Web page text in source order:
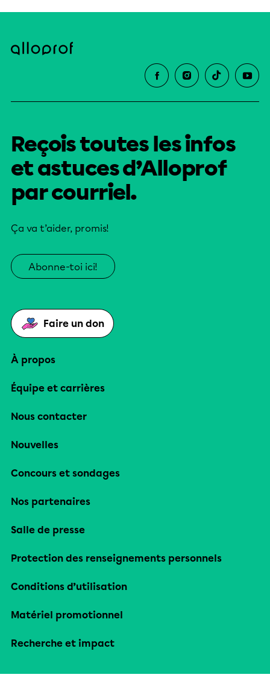
Reçois toutes les infos
et astuces d’Alloprof
par courriel.
Ça va t’aider, promis!
Abonne-toi ici!
Faire un don
À propos
Équipe et carrières
Nous contacter
Nouvelles
Concours et sondages
Nos partenaires
Salle de presse
Protection des renseignements personnels
Conditions d’utilisation
Matériel promotionnel
Recherche et impact